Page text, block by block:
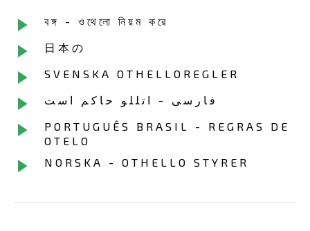
বঙ্গ - ওথেলো নিয়ম করে
日本の
SVENSKA OTHELLOREGLER
فارسی - اتللو حاکم است
PORTUGUÊS BRASIL - REGRAS DE
OTELO
NORSKA - OTHELLO STYRER